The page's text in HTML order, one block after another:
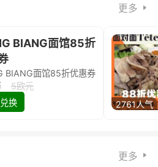
更多
BIANG面馆85折
BIANG面馆85折优惠券
5欧元
换
2761人气
更多